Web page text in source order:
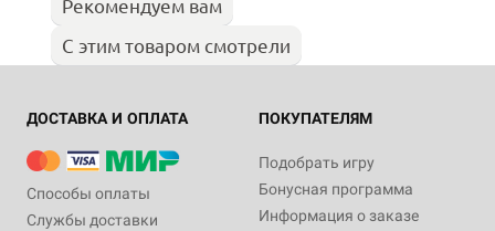
Рекомендуем вам
С этим товаром смотрели
ДОСТАВКА И ОПЛАТА
Способы оплаты
Службы доставки
ПОКУПАТЕЛЯМ
Подобрать игру
Бонусная программа
Информация о заказе